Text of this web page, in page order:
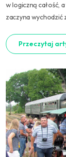
w logiczną całość,
zaczyna wychodzić
Przeczytaj